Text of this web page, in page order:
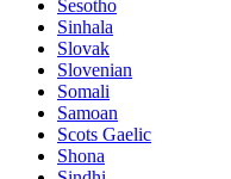
Sesotho
Sinhala
Slovak
Slovenian
Somali
Samoan
Scots Gaelic
Shona